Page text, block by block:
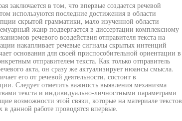
заключается в том, что впервые создается речевой
используются последние достижения в области
скрытой грамматики, мало изученной области
жанр подвергается в диссертации комплексному
речевого воздействия отправителя текста на
накапливает речевые сигналы скрытых интенций
основания для своей приспособительной ориентации в
отправителем текста. Как только отправитель
акта, он сразу же актуализирует нюансы смысла.
его от речевой деятельности, состоит в
Следует отметить важность выявления механизма
текста и индивидуально-личностными параметрами
возможности этой связи, которые на материале текстов
данной работе проводятся впервые.